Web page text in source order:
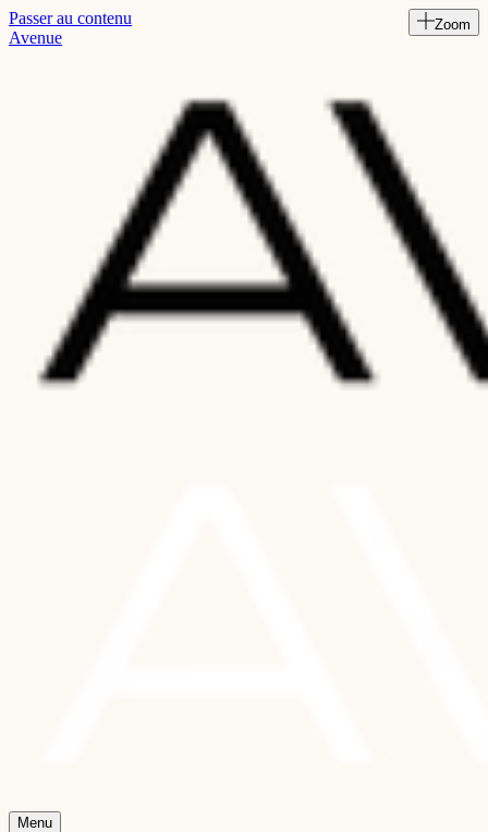
Read
Passer au contenu
Avenue
Menu
Zoom